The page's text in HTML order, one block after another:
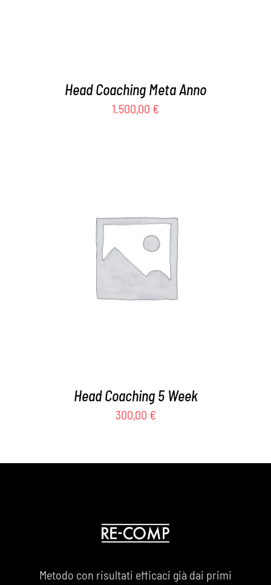
Head Coaching Meta Anno
1.500,00 €
AGGIUNGI AL CARRELLO DETTAGLI
Head Coaching 5 Week
300,00 €
Metodo con risultati efficaci già dai primi